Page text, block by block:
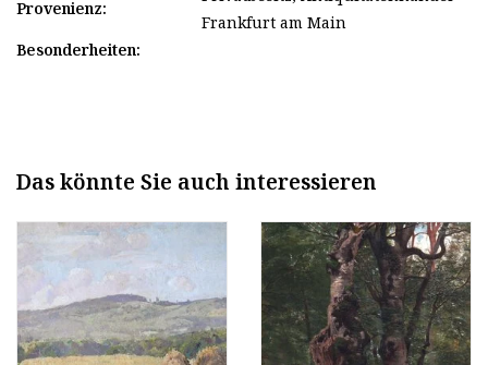
Provenienz:
Frankfurt am Main
Besonderheiten:
Das könnte Sie auch interessieren